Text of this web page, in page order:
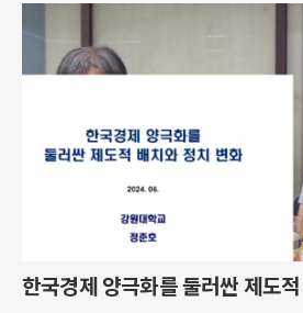
한국경제 양극화를 둘러싼 제도